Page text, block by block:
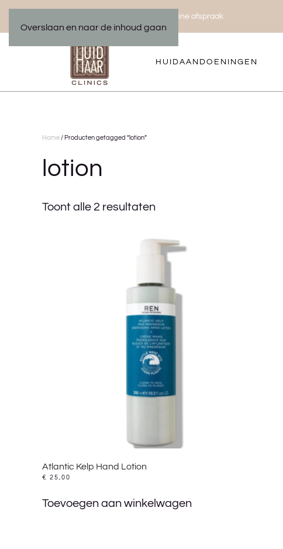
Overslaan en naar de inhoud gaan
Maak een online afspraak
HUIDAANDOENINGEN
Home / Producten getagged “lotion”
lotion
Toont alle 2 resultaten
Atlantic Kelp Hand Lotion
€ 25,00
Toevoegen aan winkelwagen